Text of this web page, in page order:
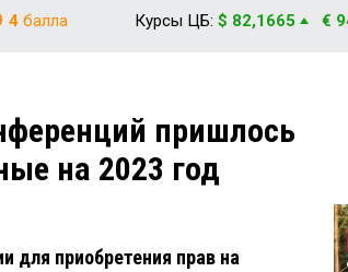
4 балла Курсы ЦБ: $ 82,1665 €
пришлось
на 2023 год
для приобретения прав на